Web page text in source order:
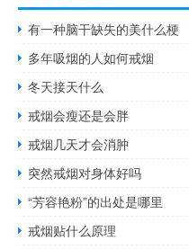
有一种脑干缺失的美什么梗
多年吸烟的人如何戒烟
冬天接天什么
戒烟会瘦还是会胖
戒烟几天才会消肿
突然戒烟对身体好吗
“芳容艳粉”的出处是哪里
戒烟贴什么原理